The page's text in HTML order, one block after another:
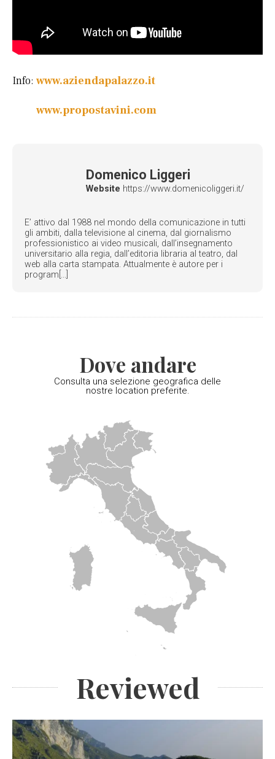
Info: www.aziendapalazzo.it
www.propostavini.com
Domenico Liggeri
Website https://www.domenicoliggeri.it/
E’ attivo dal 1988 nel mondo della comunicazione in tutti
gli ambiti, dalla televisione al cinema, dal giornalismo
professionistico ai video musicali, dall’insegnamento
universitario alla regia, dall’editoria libraria al teatro, dal
web alla carta stampata. Attualmente è autore per i
program[...]
Dove andare
Consulta una selezione geografica delle
nostre location preferite.
Reviewed